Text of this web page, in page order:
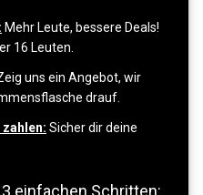
Mehr Leute, bessere Deals!
16 Leuten.
uns ein Angebot, wir
drauf.
Sicher dir deine
einfachen Schritten: